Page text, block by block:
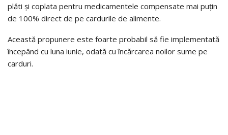
plăti și coplata pentru medicamentele compensate mai puțin
de 100% direct de pe cardurile de alimente.
Această propunere este foarte probabil să fie implementată
începând cu luna iunie, odată cu încărcarea noilor sume pe
carduri.